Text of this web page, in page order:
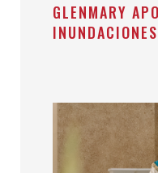
GLENMARY
INUNDACIONES